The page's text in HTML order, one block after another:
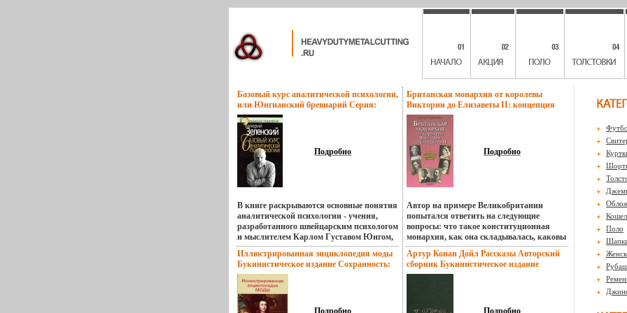
Базовый курс аналитической психологии,
или Юнгианский бревиарий Серия:
Юнгианская психология инфо 416t.
Подробно
В книге раскрываются основные понятия
аналитической психологии - учения,
разработанного швейцарским психологом
и мыслителем Карлом Густавом Юнгом,
освещаются ее важнейшие проблемы и
методы Работа создавалась бьмрына
основе курса лекций, читавшегося
автором в разные годы психологам на
кафедре дополнительного образования
Института биологии и психологии
человека в Санкт-Петербурге Данная
Иллюстрированная энциклопедия моды
Букинистическое издание Сохранность:
Хорошая Издательство: Артия, 1987 г
Суперобложка, 608 стр инфо 509t.
Подробно
Британская монархия от королевы
Виктории до Елизаветы II: концепция
управления и личность суверена
Букинистическое издание Сохранность:
Очень хорошая Издательство: Наука,
2006 г Твердый переплет, 304 стр инфо
493t.
Подробно
Автор на примере Великобритании
попытался ответить на следующие
вопросы: что такое конституционная
монархия, как она складывалась, каковы
ее функции в настоящем и есть ли у нее
будущее В контексте решения этибьмшвх
задач рассматриваются формирование
роли монархов в исполнении
Артур Конан Дойл Рассказы Авторский
сборник Букинистическое издание
Сохранность: Хорошая Издательство:
1000000 экз Формат: 60x90/16 (~145х217
Подробно
Поло